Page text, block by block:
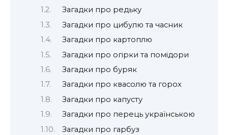
Загадки про редьку
Загадки про цибулю та часник
Загадки про картоплю
Загадки про огірки та помідори
Загадки про буряк
Загадки про квасолю та горох
Загадки про капусту
Загадки про перець українською
Загадки про гарбуз